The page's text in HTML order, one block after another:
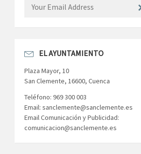
EL AYUNTAMIENTO
Plaza Mayor, 10
San Clemente, 16600, Cuenca
Teléfono: 969 300 003
Email: sanclemente@sanclemente.es
Email Comunicación y Publicidad:
comunicacion@sanclemente.es